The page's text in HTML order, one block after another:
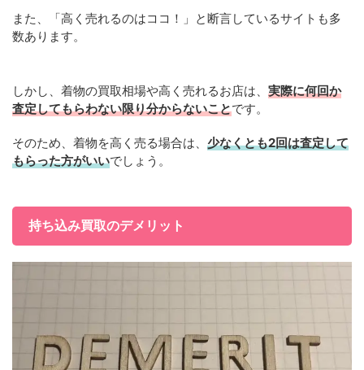
また、「高く売れるのはココ！」と断言しているサイトも多
数あります。
しかし、着物の買取相場や高く売れるお店は、 実際に何回か
査定してもらわない限り分からないことです。
そのため、着物を高く売る場合は、 少なくとも2回は査定して
もらった方がいいでしょう。
持ち込み買取のデメリット